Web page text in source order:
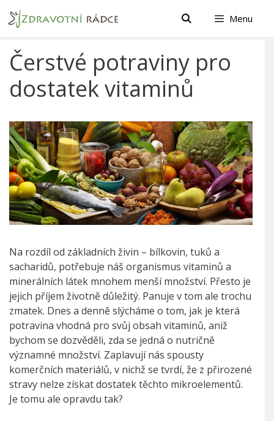
Přeskočit
na
Menu
Čerstvé potraviny pro
dostatek vitaminů
Na rozdíl od základních živin – bílkovin, tuků a
sacharidů, potřebuje náš organismus vitaminů a
minerálních látek mnohem menší množství. Přesto je
jejich příjem životně důležitý. Panuje v tom ale trochu
zmatek. Dnes a denně slýcháme o tom, jak je která
potravina vhodná pro svůj obsah vitaminů, aniž
bychom se dozvěděli, zda se jedná o nutričně
významné množství. Zaplavují nás spousty
komerčních materiálů, v nichž se tvrdí, že z přirozené
stravy nelze získat dostatek těchto mikroelementů.
Je tomu ale opravdu tak?